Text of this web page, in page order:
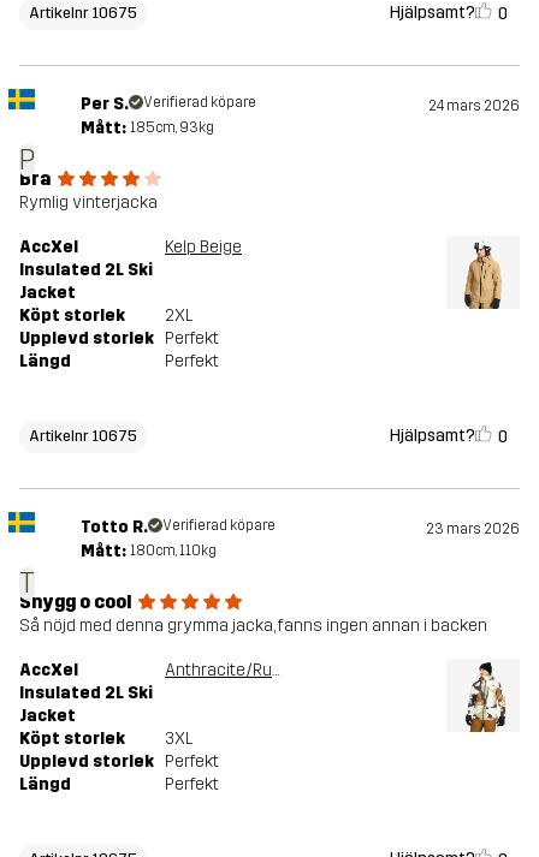
Artikelnr 10675 Hjälpsamt? 0
P
Per S. Verifierad köpare 24 mars 2026
Mått: 185cm, 93kg
Bra
Rymlig vinterjacka
AccXel
Insulated 2L Ski
Jacket
Kelp Beige
Köpt storlek
2XL
Upplevd storlek Perfekt
Längd
Perfekt
Artikelnr 10675 Hjälpsamt? 0
T
Totto R. Verifierad köpare 23 mars 2026
Mått: 180cm, 110kg
Snygg o cool
Så nöjd med denna grymma jacka, fanns ingen annan i backen
AccXel
Insulated 2L Ski
Jacket
Anthracite/Rubber
Köpt storlek
3XL
Upplevd storlek Perfekt
Längd
Perfekt